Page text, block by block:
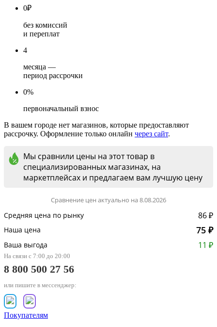
0₽
без комиссий
и переплат
4
месяца —
период рассрочки
0%
первоначальный взнос
В вашем городе нет магазинов, которые предоставляют
рассрочку. Оформление только онлайн через сайт.
Мы сравнили цены на этот товар в
специализированных магазинах, на
маркетплейсах и предлагаем вам лучшую цену
Сравнение цен актуально на 8.08.2026
Средняя цена по рынку 86 ₽
Наша цена 75 ₽
Ваша выгода 11 ₽
На связи с 7:00 до 20:00
8 800 500 27 56
или пишите в мессенджер:
Покупателям